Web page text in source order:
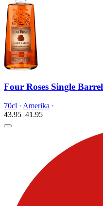
Four Roses Single Barrel
70cl · Amerika ·
43.95 41.95